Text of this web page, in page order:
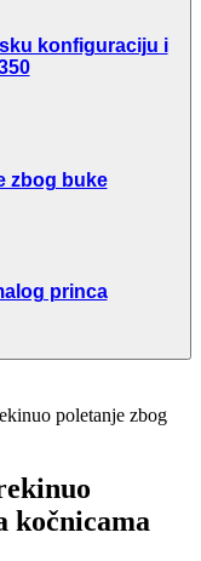
konfiguraciju i
zbog buke
princa
poletanje zbog
kočnicama